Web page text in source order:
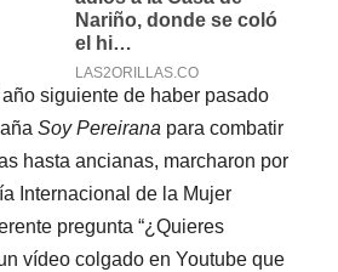
siguiente de haber pasado
Soy Pereirana para combatir
hasta ancianas, marcharon por
Internacional de la Mujer
pregunta “¿Quieres
vídeo colgado en Youtube que